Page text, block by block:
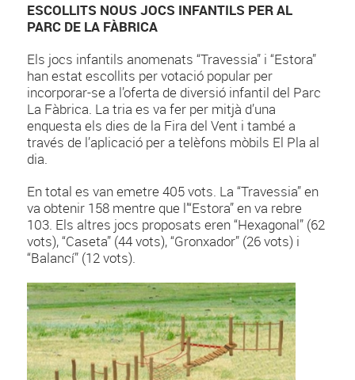
ESCOLLITS NOUS JOCS INFANTILS PER AL
PARC DE LA FÀBRICA
Els jocs infantils anomenats “Travessia” i “Estora”
han estat escollits per votació popular per
incorporar-se a l’oferta de diversió infantil del Parc
La Fàbrica. La tria es va fer per mitjà d’una
enquesta els dies de la Fira del Vent i també a
través de l’aplicació per a telèfons mòbils El Pla al
dia.
En total es van emetre 405 vots. La “Travessia” en
va obtenir 158 mentre que l’“Estora” en va rebre
103. Els altres jocs proposats eren “Hexagonal” (62
vots), “Caseta” (44 vots), “Gronxador” (26 vots) i
“Balancí” (12 vots).